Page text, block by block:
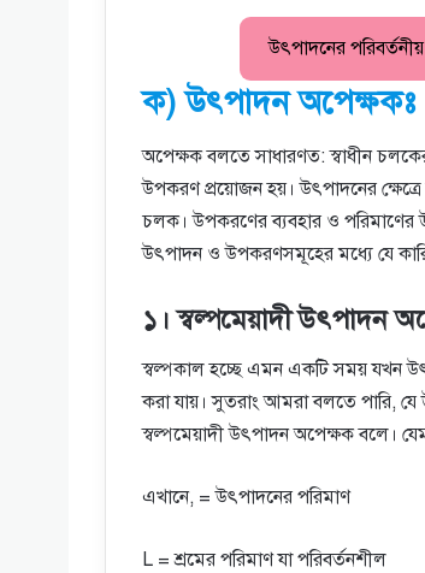
উৎপাদনের
ক) উৎপাদন অপেক্ষকঃ
অপেক্ষক বলতে সাধারণত: স্বাধীন
উপকরণ প্রয়োজন হয়। উৎপাদনের
চলক। উপকরণের ব্যবহার ও পরিমাণের
উৎপাদন ও উপকরণসমূহের মধ্যে যে
১। স্বল্পমেয়াদী
স্বল্পকাল হচ্ছে এমন একটি সময় যখন
করা যায়। সুতরাং আমরা বলতে পারি,
স্বল্পমেয়াদী উৎপাদন অপেক্ষক বলে।
এখানে, = উৎপাদনের পরিমাণ
L = শ্রমের পরিমাণ যা পরিবর্তনশীল